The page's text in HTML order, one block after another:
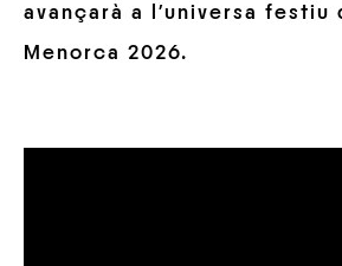
avançarà a l’universa festiu
Menorca 2026.